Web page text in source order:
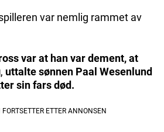
var nemlig rammet av
var at han var dement, at
, uttalte sønnen Paal Wesenlund
sin fars død.